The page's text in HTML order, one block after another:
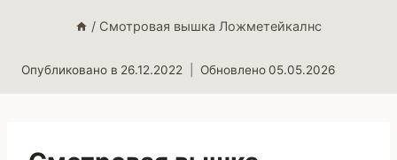
/ Смотровая вышка Ложметейкалнс
Опубликовано в 26.12.2022 Обновлено 05.05.2026